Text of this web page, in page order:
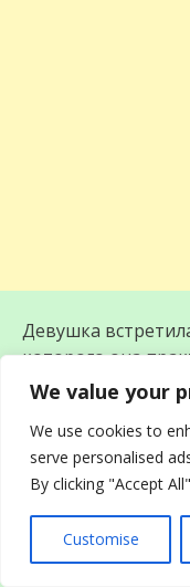
We value your
We use cookies to
serve personalised
By clicking "Accept
Customise
Девушка
которого она
своего
принять обычаи